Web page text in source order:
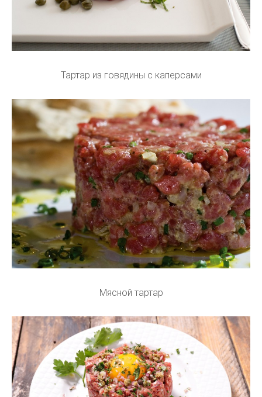
Тартар из говядины с каперсами
Мясной тартар